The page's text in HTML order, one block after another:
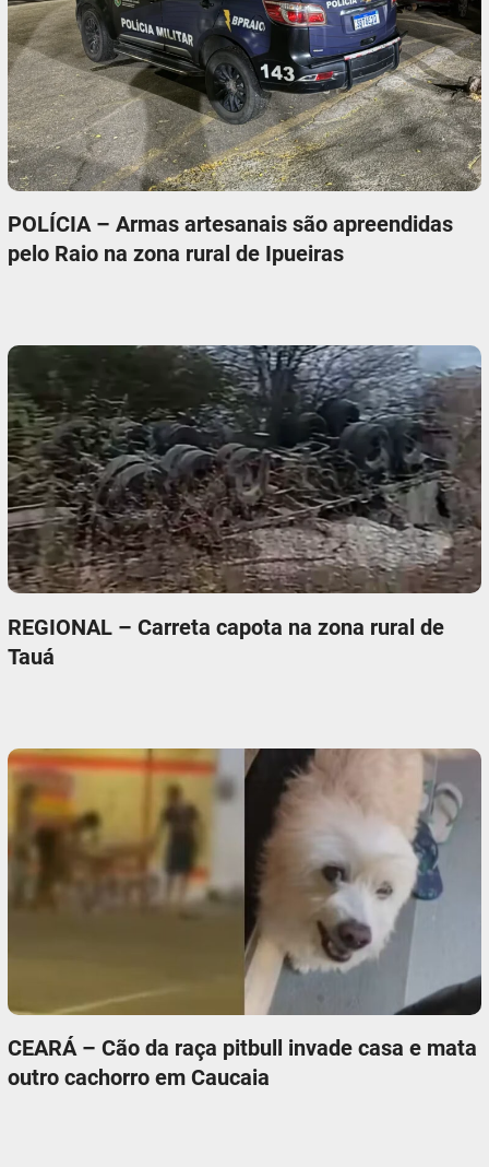
POLÍCIA – Armas artesanais são apreendidas
pelo Raio na zona rural de Ipueiras
REGIONAL – Carreta capota na zona rural de
Tauá
CEARÁ – Cão da raça pitbull invade casa e mata
outro cachorro em Caucaia